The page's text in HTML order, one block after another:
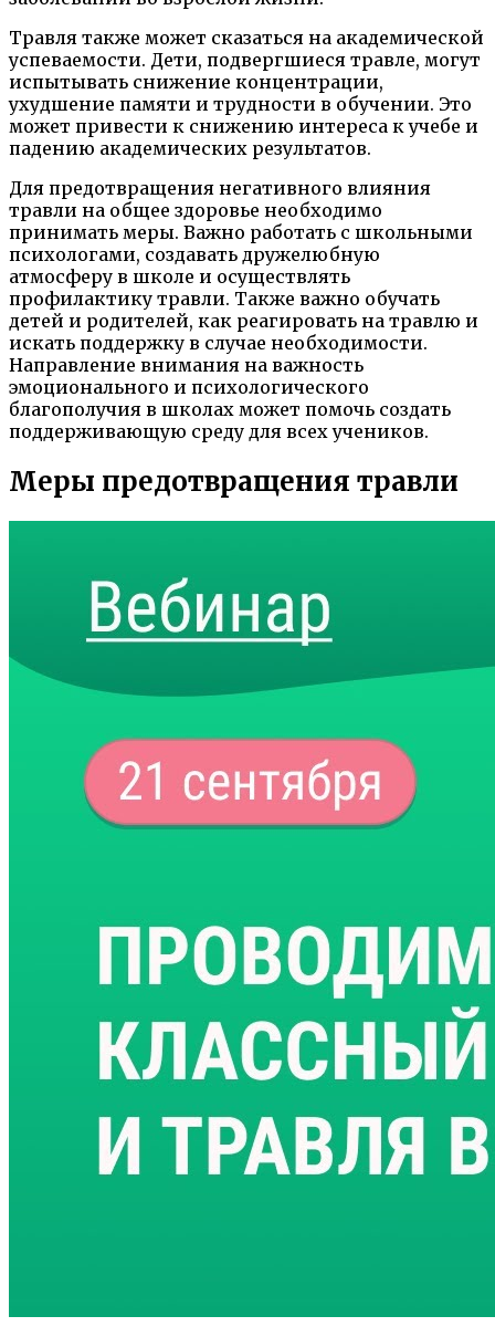
Травля также может сказаться на академической
успеваемости. Дети, подвергшиеся травле, могут
испытывать снижение концентрации,
ухудшение памяти и трудности в обучении. Это
может привести к снижению интереса к учебе и
падению академических результатов.
Для предотвращения негативного влияния
травли на общее здоровье необходимо
принимать меры. Важно работать с школьными
психологами, создавать дружелюбную
атмосферу в школе и осуществлять
профилактику травли. Также важно обучать
детей и родителей, как реагировать на травлю и
искать поддержку в случае необходимости.
Направление внимания на важность
эмоционального и психологического
благополучия в школах может помочь создать
поддерживающую среду для всех учеников.
Меры предотвращения травли